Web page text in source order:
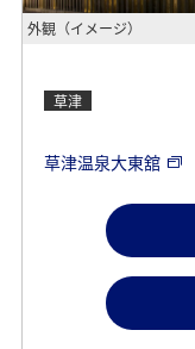
外観（イメージ）
草津
草津温泉大東舘